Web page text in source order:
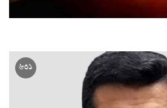
জামালপুরে যমুনা এক্সপ্রেস
১৯ নভেম্বর ২০২৩,
৬৩১